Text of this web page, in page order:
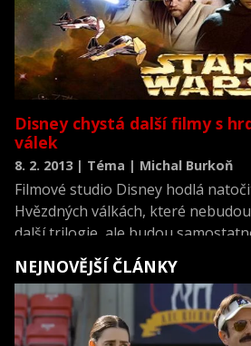
Disney chystá další filmy s
válek
8. 2. 2013 | Téma | Michal Burkoň
Filmové studio Disney hodlá
Hvězdných válkách, které
další trilogie, ale budou
o některé postavy slavné ságy.
to v úterý řekl šéf studia Bob Iger.
NEJNOVĚJŠÍ ČLÁNKY